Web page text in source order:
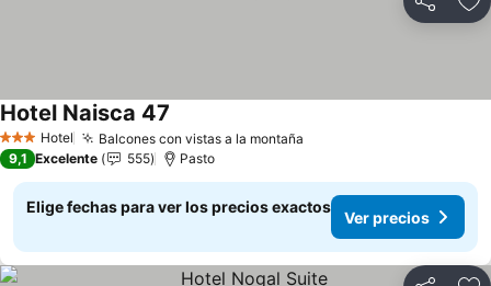
Compartir
3 Estrellas
Hotel Balcones con vistas a la montaña
Hotel Naisca 47
9,1 Excelente 555 Pasto
Elige fechas para ver los precios exactos
Ver precios